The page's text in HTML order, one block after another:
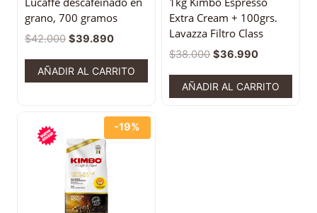
grano, 700 gramos
$42.000 $39.890
AÑADIR AL CARRITO
Extra Cream + 100grs.
Lavazza Filtro Class
$38.000 $36.990
AÑADIR AL CARRITO
-19%